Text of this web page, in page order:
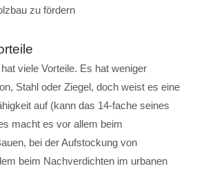
zu fördern
viele Vorteile. Es hat weniger
Stahl oder Ziegel, doch weist es eine
auf (kann das 14-fache seines
macht es vor allem beim
bei der Aufstockung von
beim Nachverdichten im urbanen